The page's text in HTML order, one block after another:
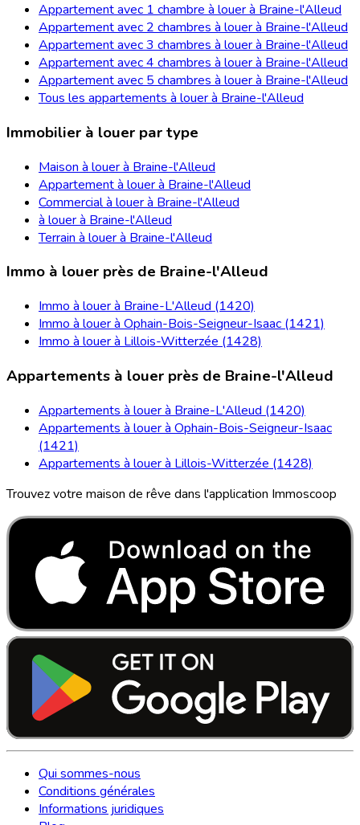
Appartement avec 1 chambre à louer à Braine-l'Alleud
Appartement avec 2 chambres à louer à Braine-l'Alleud
Appartement avec 3 chambres à louer à Braine-l'Alleud
Appartement avec 4 chambres à louer à Braine-l'Alleud
Appartement avec 5 chambres à louer à Braine-l'Alleud
Tous les appartements à louer à Braine-l'Alleud
Immobilier à louer par type
Maison à louer à Braine-l'Alleud
Appartement à louer à Braine-l'Alleud
Commercial à louer à Braine-l'Alleud
à louer à Braine-l'Alleud
Terrain à louer à Braine-l'Alleud
Immo à louer près de Braine-l'Alleud
Immo à louer à Braine-L'Alleud (1420)
Immo à louer à Ophain-Bois-Seigneur-Isaac (1421)
Immo à louer à Lillois-Witterzée (1428)
Appartements à louer près de Braine-l'Alleud
Appartements à louer à Braine-L'Alleud (1420)
Appartements à louer à Ophain-Bois-Seigneur-Isaac
(1421)
Appartements à louer à Lillois-Witterzée (1428)
Trouvez votre maison de rêve dans l'application Immoscoop
Qui sommes-nous
Conditions générales
Informations juridiques